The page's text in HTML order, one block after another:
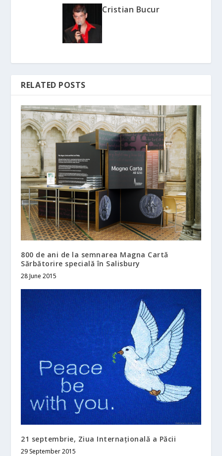
Cristian Bucur
RELATED POSTS
800 de ani de la semnarea Magna Cartă
Sărbătorire specială în Salisbury
28 June 2015
21 septembrie, Ziua Internațională a Păcii
29 September 2015